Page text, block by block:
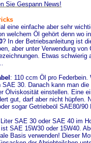
Sie Gespann News!
eine einfache aber sehr
welchem Öl gehört denn wo
? In der Betriebsanleitung ist
aber unter Verwendung von
Etwas schwierig
: 110 ccm Öl pro Federbein.
SAE 30. Danach kann man die
Ölviskosität einstellen. Eine
gut, darf aber nicht hüpfen.
sogar Getriebeöl SAE80/90
SAE 30 oder SAE 40 im
SAE 15W30 oder 15W40.
Basis verwenden! Dieser